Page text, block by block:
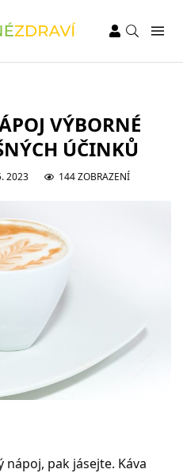
VÝBORNÉ
ÚČINKŮ
2023 144 ZOBRAZENÍ
pak jásejte. Káva